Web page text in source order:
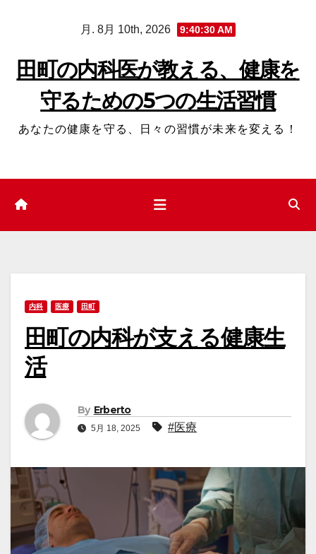
ッ
月. 8月 10th, 2026 9:40:31 AM
田町の内科医が教える、健康を
守るための5つの生活習慣
あなたの健康を守る、日々の習慣が未来を変える！
内科 医療 田町
田町の内科が支える健康生
活
By Erberto
5月 18, 2025 #医療